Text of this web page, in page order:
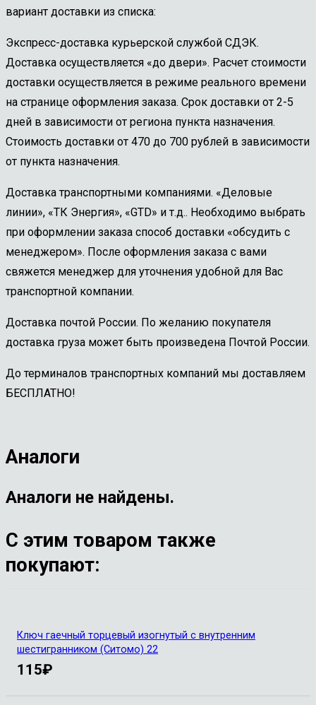
вариант доставки из списка:
Экспресс-доставка курьерской службой СДЭК.
Доставка осуществляется «до двери». Расчет стоимости
доставки осуществляется в режиме реального времени
на странице оформления заказа. Срок доставки от 2-5
дней в зависимости от региона пункта назначения.
Стоимость доставки от 470 до 700 рублей в зависимости
от пункта назначения.
Доставка транспортными компаниями. «Деловые
линии», «ТК Энергия», «GTD» и т.д.. Необходимо выбрать
при оформлении заказа способ доставки «обсудить с
менеджером». После оформления заказа с вами
свяжется менеджер для уточнения удобной для Вас
транспортной компании.
Доставка почтой России. По желанию покупателя
доставка груза может быть произведена Почтой России.
До терминалов транспортных компаний мы доставляем
БЕСПЛАТНО!
Аналоги
Аналоги не найдены.
С этим товаром также
покупают:
Ключ гаечный торцевый изогнутый с внутренним
шестигранником (Ситомо) 22
115₽